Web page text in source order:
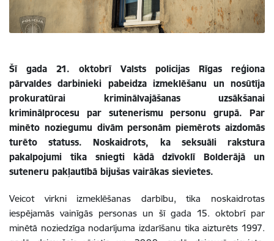
Šī gada 21. oktobrī Valsts policijas Rīgas reģiona
pārvaldes darbinieki pabeidza izmeklēšanu un nosūtīja
prokuratūrai kriminālvajāšanas uzsākšanai
kriminālprocesu par sutenerismu personu grupā. Par
minēto noziegumu divām personām piemērots aizdomās
turēto statuss. Noskaidrots, ka seksuāli rakstura
pakalpojumi tika sniegti kādā dzīvoklī Bolderājā un
suteneru pakļautībā bijušas vairākas sievietes.
Veicot virkni izmeklēšanas darbību, tika noskaidrotas
iespējamās vainīgās personas un šī gada 15. oktobrī par
minētā noziedzīga nodarījuma izdarīšanu tika aizturēts 1997.